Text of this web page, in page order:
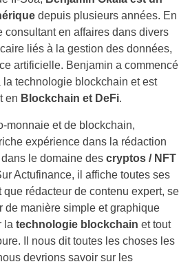
depuis plusieurs années. En
consultant en affaires dans divers
liés à la gestion des données,
artificielle. Benjamin a commencé
la technologie blockchain et est
en Blockchain et DeFi.
monnaie et de blockchain,
expérience dans la rédaction
le domaine des cryptos / NFT
Actufinance, il affiche toutes ses
rédacteur de contenu expert, se
de manière simple et graphique
la technologie blockchain et tout
Il nous dit toutes les choses les
devrions savoir sur les